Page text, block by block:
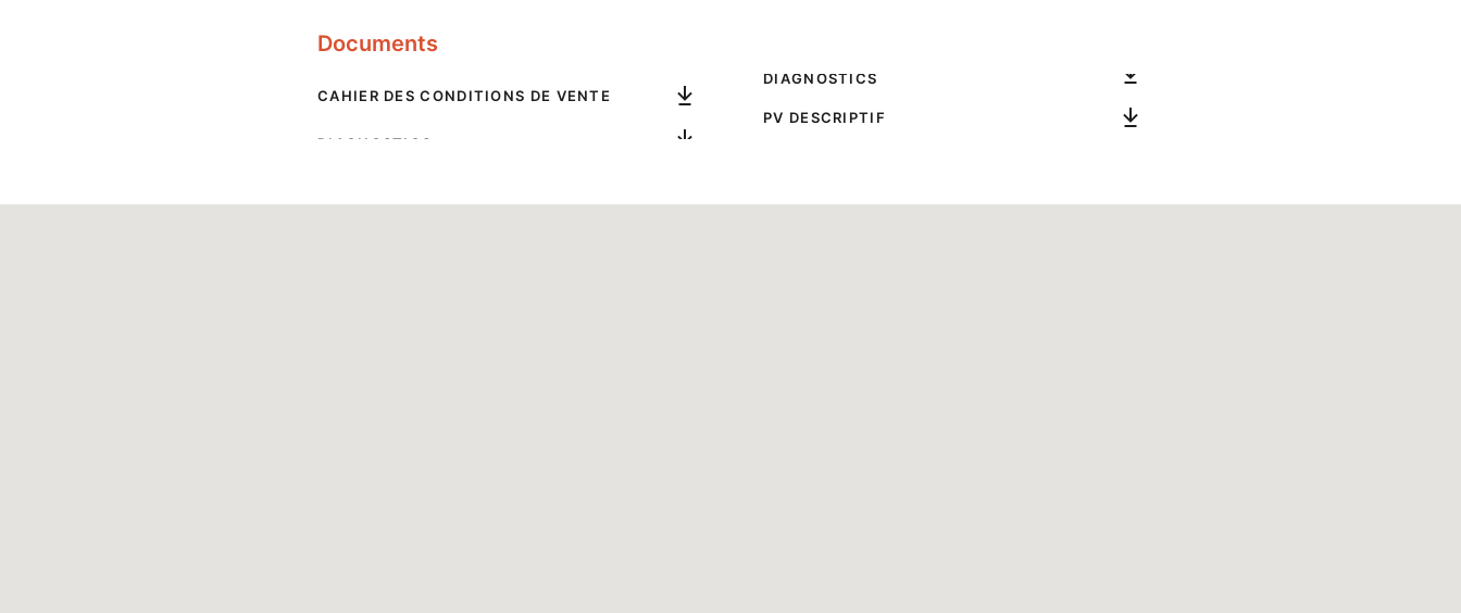
Documents
CAHIER DES CONDITIONS DE VENTE
DIAGNOSTICS
PV DESCRIPTIF